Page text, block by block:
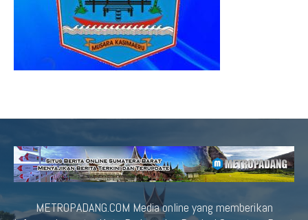
METROPADANG.COM Media online yang memberikan